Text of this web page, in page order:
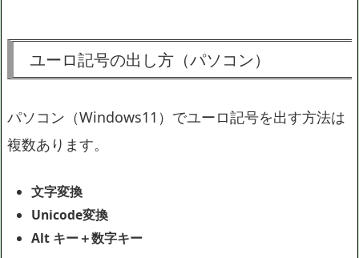
ユーロ記号の出し方（パソコン）
パソコン（Windows11）でユーロ記号を出す方法は
複数あります。
文字変換
Unicode変換
Alt キー＋数字キー